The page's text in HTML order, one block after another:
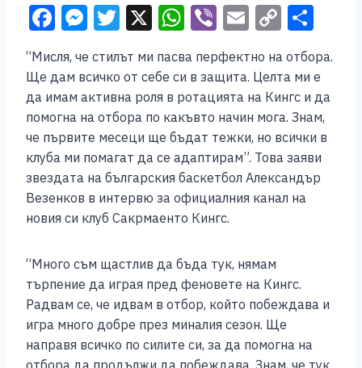
F
c
e
b
o
o
k
M
ss
e
n
g
er
T
tt
er
X W
at
s
A
p
p
Vi
b
er
E
ai
l
C
p
y
Li
n
k
ar
e
“Мисля, че стилът ми пасва перфектно на отбора.
Ще дам всичко от себе си в защита. Целта ми е
да имам активна роля в ротацията на Кингс и да
помогна на отбора по какъвто начин мога. Знам,
че първите месеци ще бъдат тежки, но всички в
клуба ми помагат да се адаптирам”. Това заяви
звездата на българския баскетбол Александър
Везенков в интервю за официалния канал на
новия си клуб Сакрмаенто Кингс.
“Много съм щастлив да бъда тук, нямам
търпение да играя пред феновете на Кингс.
Радвам се, че идвам в отбор, който побеждава и
игра много добре през миналия сезон. Ще
направя всичко по силите си, за да помогна на